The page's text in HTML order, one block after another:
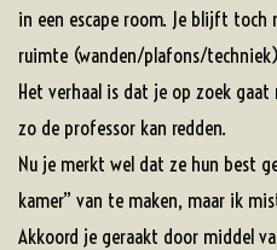
in een escape room. Je blijft
ruimte (wanden/plafons/
Het verhaal is dat je op zoek
zo de professor kan redden.
Nu je merkt wel dat ze hun best
kamer” van te maken, maar ik
Akkoord je geraakt door middel